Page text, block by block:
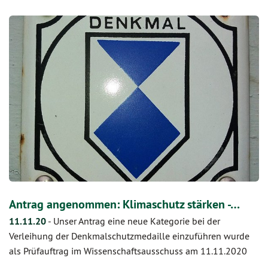
Antrag angenommen: Klimaschutz stärken -…
11.11.20 - Unser Antrag eine neue Kategorie bei der
Verleihung der Denkmalschutzmedaille einzuführen wurde
als Prüfauftrag im Wissenschaftsausschuss am 11.11.2020